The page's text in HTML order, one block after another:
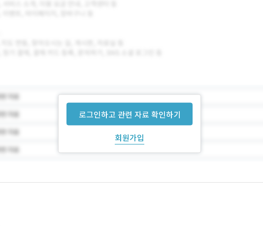
로그인하고 관련 자료 확인하기
회원가입